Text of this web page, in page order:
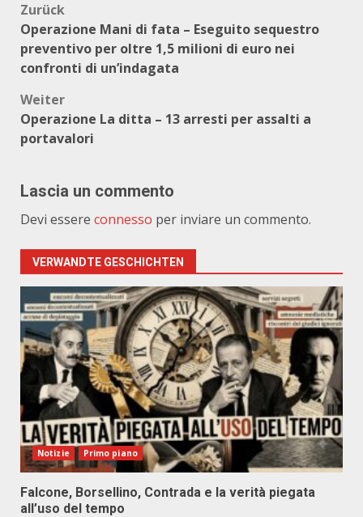
Beitragsnavigation
Zurück
Operazione Mani di fata – Eseguito sequestro
preventivo per oltre 1,5 milioni di euro nei
confronti di un’indagata
Weiter
Operazione La ditta – 13 arresti per assalti a
portavalori
Lascia un commento
Devi essere connesso per inviare un commento.
VERWANDTE GESCHICHTEN
Notizie Primo piano
Falcone, Borsellino, Contrada e la verità piegata
all’uso del tempo